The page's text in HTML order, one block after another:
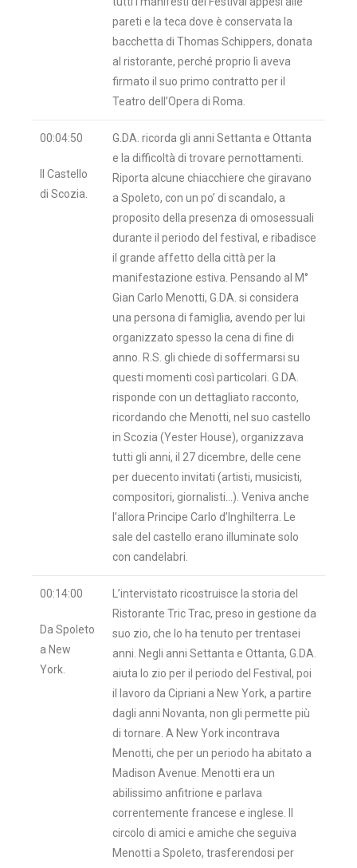
pareti e la teca dove è conservata la
bacchetta di Thomas Schippers, donata
al ristorante, perché proprio lì aveva
firmato il suo primo contratto per il
Teatro dell’Opera di Roma.
00:04:50
Il Castello
di Scozia.
G.DA. ricorda gli anni Settanta e Ottanta
e la difficoltà di trovare pernottamenti.
Riporta alcune chiacchiere che giravano
a Spoleto, con un po’ di scandalo, a
proposito della presenza di omosessuali
durante il periodo del festival, e ribadisce
il grande affetto della città per la
manifestazione estiva. Pensando al M°
Gian Carlo Menotti, G.DA. si considera
una persona di famiglia, avendo per lui
organizzato spesso la cena di fine di
anno. R.S. gli chiede di soffermarsi su
questi momenti così particolari. G.DA.
risponde con un dettagliato racconto,
ricordando che Menotti, nel suo castello
in Scozia (Yester House), organizzava
tutti gli anni, il 27 dicembre, delle cene
per duecento invitati (artisti, musicisti,
compositori, giornalisti…). Veniva anche
l’allora Principe Carlo d’Inghilterra. Le
sale del castello erano illuminate solo
con candelabri.
00:14:00
Da Spoleto
a New
York.
L’intervistato ricostruisce la storia del
Ristorante Tric Trac, preso in gestione da
suo zio, che lo ha tenuto per trentasei
anni. Negli anni Settanta e Ottanta, G.DA.
aiuta lo zio per il periodo del Festival, poi
il lavoro da Cipriani a New York, a partire
dagli anni Novanta, non gli permette più
di tornare. A New York incontrava
Menotti, che per un periodo ha abitato a
Madison Avenue. Menotti era un
abilissimo anfitrione e parlava
correntemente francese e inglese. Il
circolo di amici e amiche che seguiva
Menotti a Spoleto, trasferendosi per